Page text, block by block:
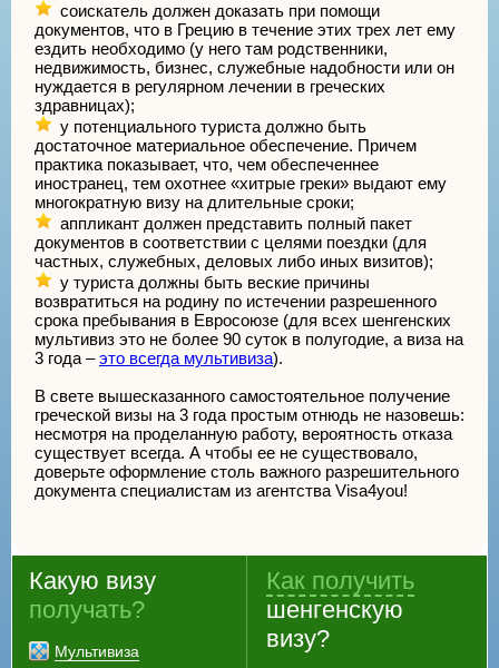
соискатель должен доказать при помощи
документов, что в Грецию в течение этих трех лет ему
ездить необходимо (у него там родственники,
недвижимость, бизнес, служебные надобности или он
нуждается в регулярном лечении в греческих
здравницах);
у потенциального туриста должно быть
достаточное материальное обеспечение. Причем
практика показывает, что, чем обеспеченнее
иностранец, тем охотнее «хитрые греки» выдают ему
многократную визу на длительные сроки;
аппликант должен представить полный пакет
документов в соответствии с целями поездки (для
частных, служебных, деловых либо иных визитов);
у туриста должны быть веские причины
возвратиться на родину по истечении разрешенного
срока пребывания в Евросоюзе (для всех шенгенских
мультивиз это не более 90 суток в полугодие, а виза на
3 года –это всегда мультивиза).
В свете вышесказанного самостоятельное получение
греческой визы на 3 года простым отнюдь не назовешь:
несмотря на проделанную работу, вероятность отказа
существует всегда. А чтобы ее не существовало,
доверьте оформление столь важного разрешительного
документа специалистам из агентства Visa4you!
Какую визу
получать?
Мультивиза
Как получить
шенгенскую
визу?